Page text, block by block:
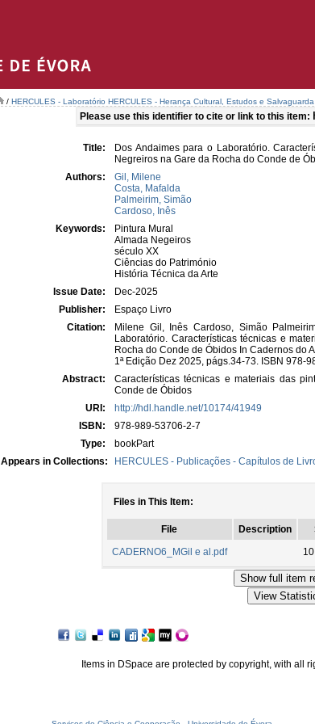
/ HERCULES - Laboratório HERCULES - Herança Cultural, Estudos e Salvaguarda
Please use this identifier to cite or link to this item:
Title:
Dos Andaimes para o Laboratório.
Negreiros na Gare da Rocha do Conde de
Authors:
Gil, Milene
Costa, Mafalda
Palmeirim, Simão
Cardoso, Inês
Keywords:
Pintura Mural
Almada Negeiros
século XX
Ciências do Património
História Técnica da Arte
Issue Date:
Dec-2025
Publisher:
Espaço Livro
Citation:
Milene Gil, Inês Cardoso, Simão
Laboratório. Características técnicas e
Rocha do Conde de Óbidos In Cadernos do
1ª Edição Dez 2025, págs.34-73. ISBN 978-
Abstract:
Características técnicas e materiais das
Conde de Óbidos
URI:
http://hdl.handle.net/10174/41949
ISBN:
978-989-53706-2-7
Type:
bookPart
Appears in Collections:
HERCULES - Publicações - Capítulos de
Files in This Item:
File Description
CADERNO6_MGil e al.pdf
Items in DSpace are protected by copyright, with all